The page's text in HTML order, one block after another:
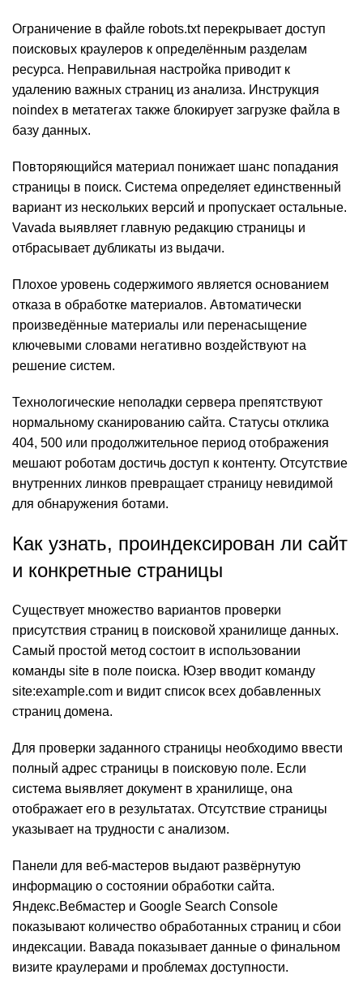
Ограничение в файле robots.txt перекрывает доступ
поисковых краулеров к определённым разделам
ресурса. Неправильная настройка приводит к
удалению важных страниц из анализа. Инструкция
noindex в метатегах также блокирует загрузке файла в
базу данных.
Повторяющийся материал понижает шанс попадания
страницы в поиск. Система определяет единственный
вариант из нескольких версий и пропускает остальные.
Vavada выявляет главную редакцию страницы и
отбрасывает дубликаты из выдачи.
Плохое уровень содержимого является основанием
отказа в обработке материалов. Автоматически
произведённые материалы или перенасыщение
ключевыми словами негативно воздействуют на
решение систем.
Технологические неполадки сервера препятствуют
нормальному сканированию сайта. Статусы отклика
404, 500 или продолжительное период отображения
мешают роботам достичь доступ к контенту. Отсутствие
внутренних линков превращает страницу невидимой
для обнаружения ботами.
Как узнать, проиндексирован ли сайт
и конкретные страницы
Существует множество вариантов проверки
присутствия страниц в поисковой хранилище данных.
Самый простой метод состоит в использовании
команды site в поле поиска. Юзер вводит команду
site:example.com и видит список всех добавленных
страниц домена.
Для проверки заданного страницы необходимо ввести
полный адрес страницы в поисковую поле. Если
система выявляет документ в хранилище, она
отображает его в результатах. Отсутствие страницы
указывает на трудности с анализом.
Панели для веб-мастеров выдают развёрнутую
информацию о состоянии обработки сайта.
Яндекс.Вебмастер и Google Search Console
показывают количество обработанных страниц и сбои
индексации. Вавада показывает данные о финальном
визите краулерами и проблемах доступности.